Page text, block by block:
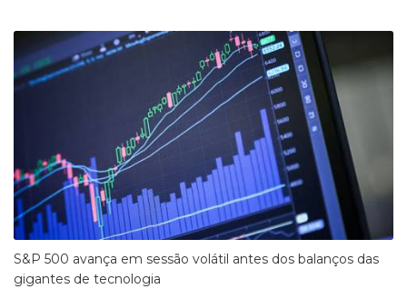
S&P 500 avança em sessão volátil antes dos balanços das
gigantes de tecnologia